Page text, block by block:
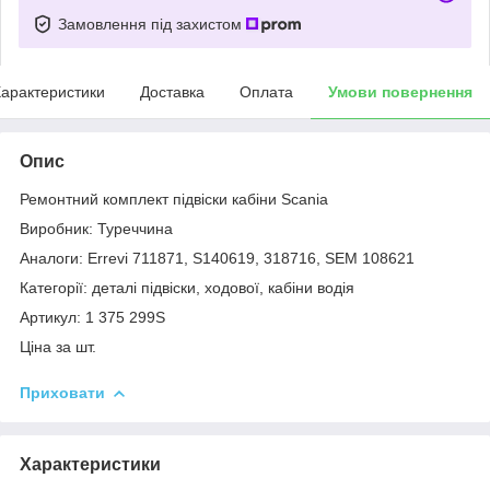
Замовлення під захистом
Доставка Оплата Умови повернення
Опис
Ремонтний комплект підвіски кабіни Scania
Виробник: Туреччина
Аналоги: Errevi 711871, S140619, 318716, SEM 108621
Категорії: деталі підвіски, ходової, кабіни водія
Артикул: 1 375 299S
Ціна за шт.
Приховати
Характеристики